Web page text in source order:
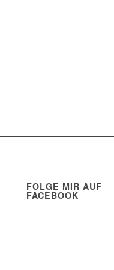
FOLGE MIR AUF
FACEBOOK